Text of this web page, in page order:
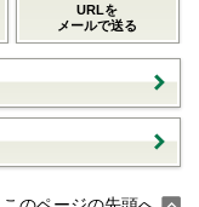
URLを
メールで送る